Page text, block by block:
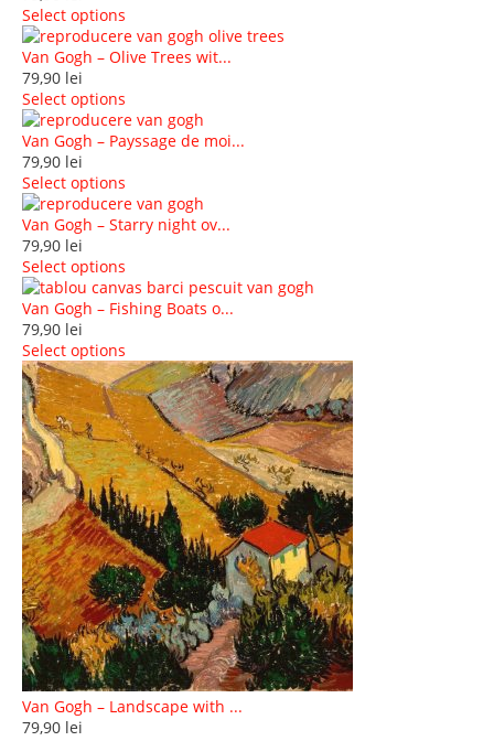
Select options
Van Gogh – Olive Trees wit...
79,90 lei
Select options
Van Gogh – Payssage de moi...
79,90 lei
Select options
Van Gogh – Starry night ov...
79,90 lei
Select options
Van Gogh – Fishing Boats o...
79,90 lei
Select options
Van Gogh – Landscape with ...
79,90 lei